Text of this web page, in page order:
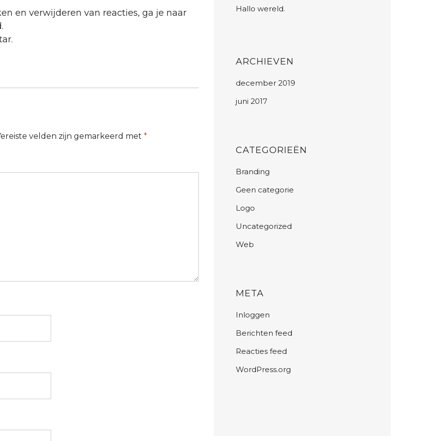
en verwijderen van reacties, ga je naar
.
velden zijn gemarkeerd met *
Hallo wereld.
ARCHIEVEN
december 2019
juni 2017
CATEGORIEËN
Branding
Geen categorie
Logo
Uncategorized
Web
META
Inloggen
Berichten feed
Reacties feed
WordPress.org